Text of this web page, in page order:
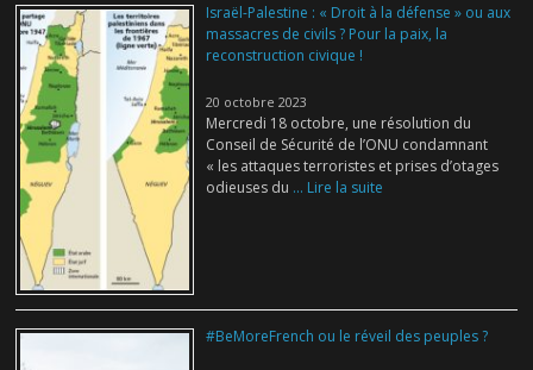
Israël-Palestine : « Droit à la défense » ou aux
massacres de civils ? Pour la paix, la
reconstruction civique !
20 octobre 2023
Mercredi 18 octobre, une résolution du
Conseil de Sécurité de l’ONU condamnant
« les attaques terroristes et prises d’otages
odieuses du ... Lire la suite
#BeMoreFrench ou le réveil des peuples ?